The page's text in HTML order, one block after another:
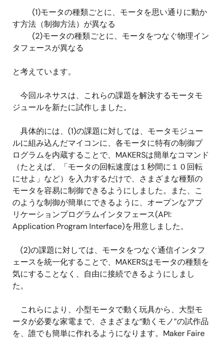
(1)モータの種類ごとに、モータを思い通りに動か
す方法（制御方法）が異なる
(2)モータの種類ごとに、モータをつなぐ物理イン
タフェースが異なる
と考えています。
今回ルネサスは、これらの課題を解決するモータモ
ジュールを新たに試作しました。
具体的には、(1)の課題に対しては、モータモジュー
ルに組み込んだマイコンに、各モータに特有の制御プ
ログラムを内蔵することで、MAKERSは簡単なコマンド
（たとえば、「モータの回転速度は１秒間に１０回転
にせよ」など）を入力するだけで、さまざまな種類の
モータを容易に制御できるようにしました。また、こ
のような制御が簡単にできるように、オープンなアプ
リケーションプログラムインタフェース(API:
Application Program Interface)を用意しました。
(2)の課題に対しては、モータをつなぐ通信インタフ
ェースを統一化することで、MAKERSはモータの種類を
気にすることなく、自由に接続できるようにしまし
た。
これらにより、小型モータで動く玩具から、大型モ
ータが必要な家電まで、さまざまな“動くモノ”の試作品
を、誰でも簡単に作れるようになります。Maker Faire